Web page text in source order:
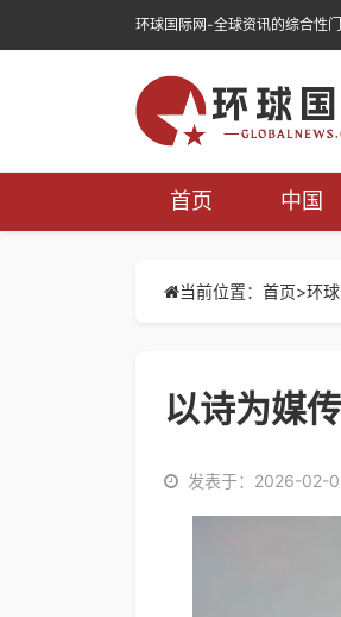
环球国际网-全球资讯的综合性
首页 中国
当前位置：首页>环
以诗为媒
发表于：2026-02-